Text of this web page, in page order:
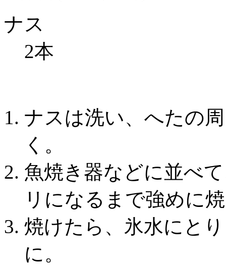
ナス
2本
ナスは洗い、へたの
く。
魚焼き器などに並べ
リになるまで強めに
焼けたら、氷水にと
に。